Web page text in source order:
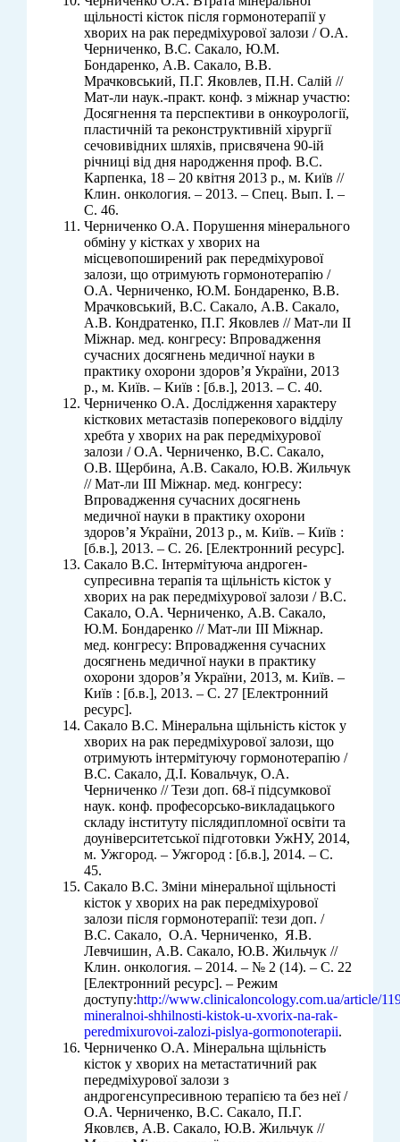
щільності кісток після гормонотерапії у
хворих на рак передміхурової залози / О.А.
Черниченко, В.С. Сакало, Ю.М.
Бондаренко, А.В. Сакало, В.В.
Мрачковський, П.Г. Яковлев, П.Н. Салій //
Мат-ли наук.-практ. конф. з міжнар участю:
Досягнення та перспективи в онкоурології,
пластичній та реконструктивній хірургії
сечовивідних шляхів, присвячена 90-ій
річниці від дня народження проф. В.С.
Карпенка, 18 – 20 квітня 2013 р., м. Київ //
Клин. онкология. – 2013. – Спец. Вып. I. –
С. 46.
Черниченко О.А. Порушення мінерального
обміну у кістках у хворих на
місцевопоширений рак передміхурової
залози, що отримують гормонотерапію /
О.А. Черниченко, Ю.М. Бондаренко, В.В.
Мрачковський, В.С. Сакало, А.В. Сакало,
А.В. Кондратенко, П.Г. Яковлев // Мат-ли ІІ
Міжнар. мед. конгресу: Впровадження
сучасних досягнень медичної науки в
практику охорони здоров’я України, 2013
р., м. Київ. – Київ : [б.в.], 2013. – С. 40.
Черниченко О.А. Дослідження характеру
кісткових метастазів поперекового відділу
хребта у хворих на рак передміхурової
залози / О.А. Черниченко, В.С. Сакало,
О.В. Щербина, А.В. Сакало, Ю.В. Жильчук
// Мат-ли ІІІ Міжнар. мед. конгресу:
Впровадження сучасних досягнень
медичної науки в практику охорони
здоров’я України, 2013 р., м. Київ. – Київ :
[б.в.], 2013. – С. 26. [Електронний ресурс].
Сакало В.С. Інтермітуюча андроген-
супресивна терапія та щільність кісток у
хворих на рак передміхурової залози / В.С.
Сакало, О.А. Черниченко, А.В. Сакало,
Ю.М. Бондаренко // Мат-ли ІІІ Міжнар.
мед. конгресу: Впровадження сучасних
досягнень медичної науки в практику
охорони здоров’я України, 2013, м. Київ. –
Київ : [б.в.], 2013. – С. 27 [Електронний
ресурс].
Сакало В.С. Мінеральна щільність кісток у
хворих на рак передміхурової залози, що
отримують інтермітуючу гормонотерапію /
В.С. Сакало, Д.І. Ковальчук, О.А.
Черниченко // Тези доп. 68-ї підсумкової
наук. конф. професорсько-викладацького
складу інституту післядипломної освіти та
доуніверситетської підготовки УжНУ, 2014,
м. Ужгород. – Ужгород : [б.в.], 2014. – С.
45.
Сакало В.С. Зміни мінеральної щільності
кісток у хворих на рак передміхурової
залози після гормонотерапії: тези доп. /
В.С. Сакало, О.А. Черниченко, Я.В.
Левчишин, А.В. Сакало, Ю.В. Жильчук //
Клин. онкология. – 2014. – № 2 (14). – С. 22
[Електронний ресурс]. – Режим
доступу:http://www.clinicaloncology.com.ua/article/
mineralnoi-shhilnosti-kistok-u-xvorix-na-rak-
peredmixurovoi-zalozi-pislya-gormonoterapii.
Черниченко О.А. Мінеральна щільність
кісток у хворих на метастатичний рак
передміхурової залози з
андрогенсупресивною терапією та без неї /
О.А. Черниченко, В.С. Сакало, П.Г.
Яковлєв, А.В. Сакало, Ю.В. Жильчук //